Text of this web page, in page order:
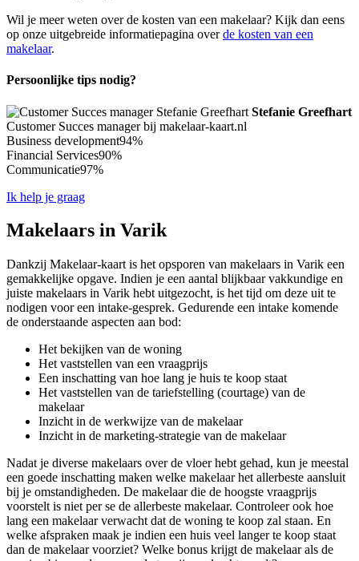
Wil je meer weten over de kosten van een makelaar? Kijk dan eens
op onze uitgebreide informatiepagina overde kosten van een
makelaar.
Persoonlijke tips nodig?
Stefanie Greefhart
Customer Succes manager bij makelaar-kaart.nl
Business development94%
Financial Services90%
Communicatie97%
Ik help je graag
Makelaars in Varik
Dankzij Makelaar-kaart is het opsporen van makelaars in Varik een
gemakkelijke opgave. Indien je een aantal blijkbaar vakkundige en
juiste makelaars in Varik hebt uitgezocht, is het tijd om deze uit te
nodigen voor een intake-gesprek. Gedurende een intake komende
de onderstaande aspecten aan bod:
Het bekijken van de woning
Het vaststellen van een vraagprijs
Een inschatting van hoe lang je huis te koop staat
Het vaststellen van de tariefstelling (courtage) van de
makelaar
Inzicht in de werkwijze van de makelaar
Inzicht in de marketing-strategie van de makelaar
Nadat je diverse makelaars over de vloer hebt gehad, kun je meestal
een goede inschatting maken welke makelaar het allerbeste aansluit
bij je omstandigheden. De makelaar die de hoogste vraagprijs
voorstelt is niet per se de allerbeste makelaar. Controleer ook hoe
lang een makelaar verwacht dat de woning te koop zal staan. En
welke afspraken maak je indien een huis veel langer te koop staat
dan de makelaar voorziet? Welke bonus krijgt de makelaar als de